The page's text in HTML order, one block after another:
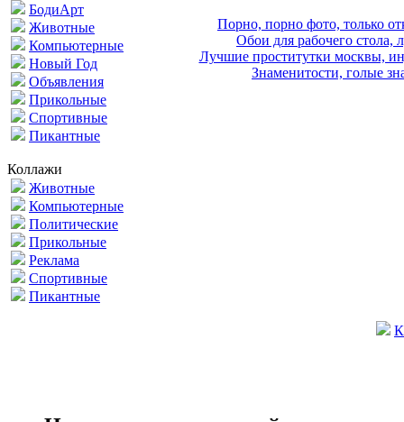
БодиАрт
Животные
Компьютерные
Новый Год
Объявления
Прикольные
Спортивные
Пикантные
Коллажи
Животные
Компьютерные
Политические
Прикольные
Реклама
Спортивные
Пикантные
Порно, порно фото, только
Обои для рабочего стола,
Лучшие проститутки москвы,
Знаменитости, голые